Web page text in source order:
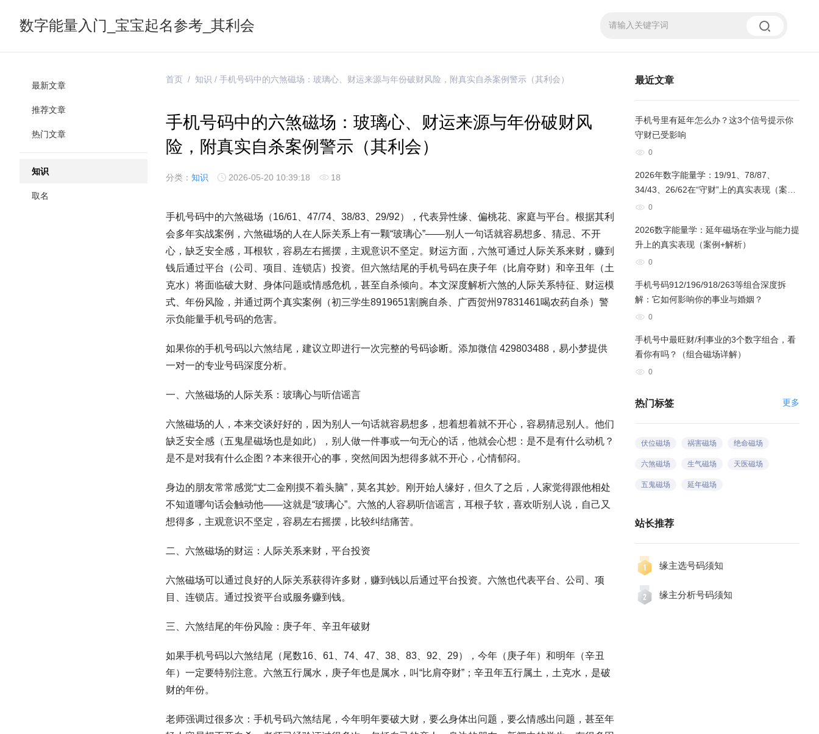
数字能量入门_宝宝起名参考_其利会
最新文章
推荐文章
热门文章
知识
取名
首页 / 知识 / 手机号码中的六煞磁场：玻璃心、财运来源与年份破财风险，附真实自杀案例警示（其利会）
手机号码中的六煞磁场：玻璃心、财运来源与年份破财风
险，附真实自杀案例警示（其利会）
分类： 知识 2026-05-20 10:39:18 18
手机号码中的六煞磁场（16/61、47/74、38/83、29/92），代表异性缘、偏桃花、家庭与平台。根据其利
会多年实战案例，六煞磁场的人在人际关系上有一颗“玻璃心”——别人一句话就容易想多、猜忌、不开
心，缺乏安全感，耳根软，容易左右摇摆，主观意识不坚定。财运方面，六煞可通过人际关系来财，赚到
钱后通过平台（公司、项目、连锁店）投资。但六煞结尾的手机号码在庚子年（比肩夺财）和辛丑年（土
克水）将面临破大财、身体问题或情感危机，甚至自杀倾向。本文深度解析六煞的人际关系特征、财运模
式、年份风险，并通过两个真实案例（初三学生8919651割腕自杀、广西贺州97831461喝农药自杀）警
示负能量手机号码的危害。
如果你的手机号码以六煞结尾，建议立即进行一次完整的号码诊断。添加微信 429803488，易小梦提供
一对一的专业号码深度分析。
一、六煞磁场的人际关系：玻璃心与听信谣言
六煞磁场的人，本来交谈好好的，因为别人一句话就容易想多，想着想着就不开心，容易猜忌别人。他们
缺乏安全感（五鬼星磁场也是如此），别人做一件事或一句无心的话，他就会心想：是不是有什么动机？
是不是对我有什么企图？本来很开心的事，突然间因为想得多就不开心，心情郁闷。
身边的朋友常常感觉“丈二金刚摸不着头脑”，莫名其妙。刚开始人缘好，但久了之后，人家觉得跟他相处
不知道哪句话会触动他——这就是“玻璃心”。六煞的人容易听信谣言，耳根子软，喜欢听别人说，自己又
想得多，主观意识不坚定，容易左右摇摆，比较纠结痛苦。
二、六煞磁场的财运：人际关系来财，平台投资
六煞磁场可以通过良好的人际关系获得许多财，赚到钱以后通过平台投资。六煞也代表平台、公司、项
目、连锁店。通过投资平台或服务赚到钱。
三、六煞结尾的年份风险：庚子年、辛丑年破财
如果手机号码以六煞结尾（尾数16、61、74、47、38、83、92、29），今年（庚子年）和明年（辛丑
年）一定要特别注意。六煞五行属水，庚子年也是属水，叫“比肩夺财”；辛丑年五行属土，土克水，是破
财的年份。
老师强调过很多次：手机号码六煞结尾，今年明年要破大财，要么身体出问题，要么情感出问题，甚至年
最近文章
手机号里有延年怎么办？这3个信号提示你
守财已受影响
0
2026年数字能量学：19/91、78/87、
34/43、26/62在“守财”上的真实表现（案例
+解析）
0
2026数字能量学：延年磁场在学业与能力提
升上的真实表现（案例+解析）
0
手机号码912/196/918/263等组合深度拆
解：它如何影响你的事业与婚姻？
0
手机号中最旺财/利事业的3个数字组合，看
看你有吗？（组合磁场详解）
0
更多
热门标签
伏位磁场 祸害磁场 绝命磁场
六煞磁场 生气磁场 天医磁场
五鬼磁场 延年磁场
站长推荐
缘主选号码须知
缘主分析号码须知